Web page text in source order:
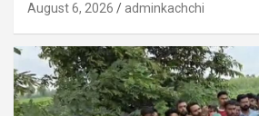
August 6, 2026 adminkachchi